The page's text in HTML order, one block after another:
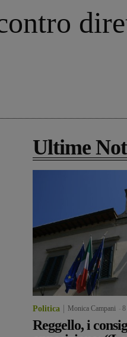
Ultime
Politica Monica Campani 8
Reggello, i